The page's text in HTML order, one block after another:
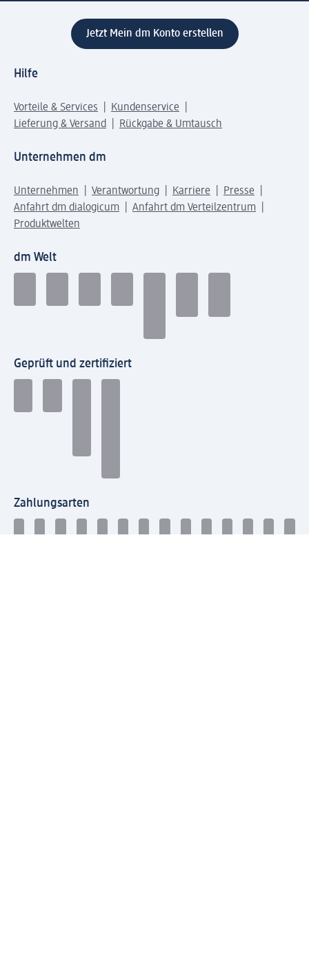
Jetzt Mein dm Konto erstellen
Hilfe
Vorteile & Services
Kundenservice
Lieferung & Versand
Rückgabe & Umtausch
Unternehmen dm
Unternehmen Verantwortung Karriere
Presse
Anfahrt dm dialogicum
Anfahrt dm Verteilzentrum
Produktwelten
dm Welt
Geprüft und zertifiziert
Zahlungsarten